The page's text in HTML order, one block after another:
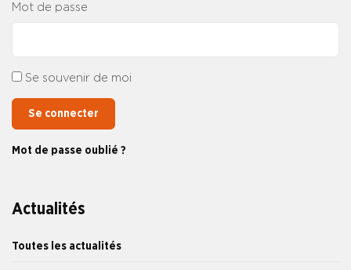
Actualités
Toutes les actualités
Mot de passe
Se souvenir de moi
Se connecter
Mot de passe oublié ?